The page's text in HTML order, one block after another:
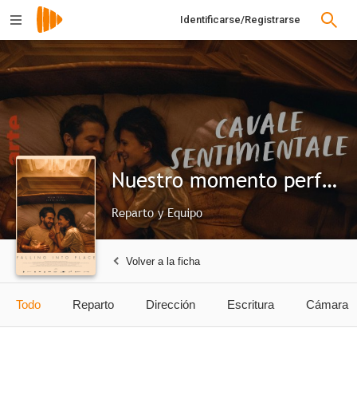
Identificarse/Registrarse
Nuestro momento perfecto
Reparto y Equipo
Volver a la ficha
Todo Reparto Dirección Escritura Cámara